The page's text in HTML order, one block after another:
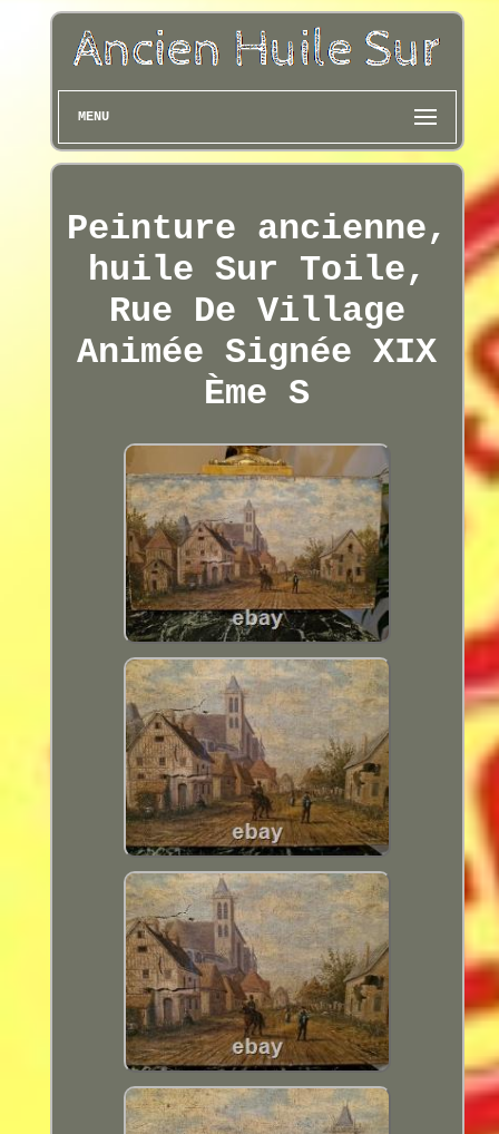
MENU
Peinture ancienne,
huile Sur Toile,
Rue De Village
Animée Signée XIX
Ème S